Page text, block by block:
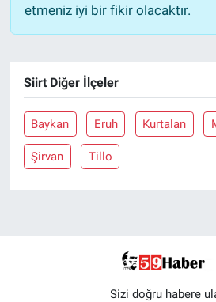
etmeniz iyi bir fikir olacaktır.
Siirt Diğer İlçeler
Baykan Eruh Kurtalan
Şirvan Tillo
Sizi doğru habere